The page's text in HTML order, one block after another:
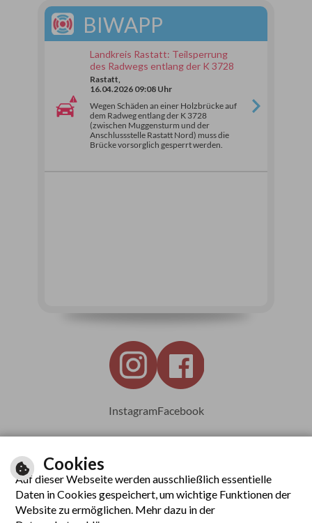
BIWAPP
Landkreis Rastatt: Teilsperrung
des Radwegs entlang der K 3728
Rastatt,
16.04.2026 09:08 Uhr
Wegen Schäden an einer Holzbrücke auf
dem Radweg entlang der K 3728
(zwischen Muggensturm und der
Anschlussstelle Rastatt Nord) muss die
Brücke vorsorglich gesperrt werden.
InstagramFacebook
Leichte Sprache
Cookies
Auf dieser Webseite werden ausschließlich essentielle
Daten in Cookies gespeichert, um wichtige Funktionen der
Website zu ermöglichen. Mehr dazu in der